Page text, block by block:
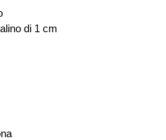
di 1 cm